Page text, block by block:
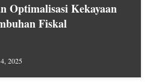
Optimalisasi Kekayaan
Fiskal
2025